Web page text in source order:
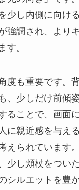
少し内側に向け
強調され、より
す。
度も重要です。
、少しだけ前傾
ることで、画面
に親近感を与え
えられています
少し頬杖をつい
シルエットを豊